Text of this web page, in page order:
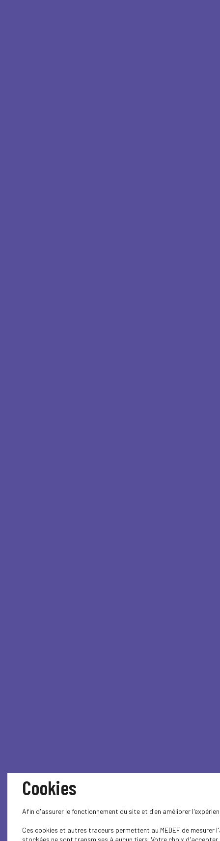
Cookies
Afin d'assurer le fonctionnement du site et d'en améliorer
Ces cookies et autres traceurs permettent au MEDEF de
stockées ne sont transmises à aucun tiers. Votre choix